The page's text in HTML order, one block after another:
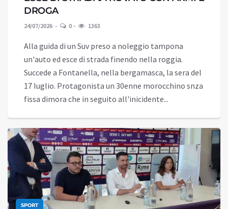
DROGA
24/07/2026 0 1363
Alla guida di un Suv preso a noleggio tampona
un'auto ed esce di strada finendo nella roggia.
Succede a Fontanella, nella bergamasca, la sera del
17 luglio. Protagonista un 30enne morocchino snza
fissa dimora che in seguito all'inicidente...
SPORT